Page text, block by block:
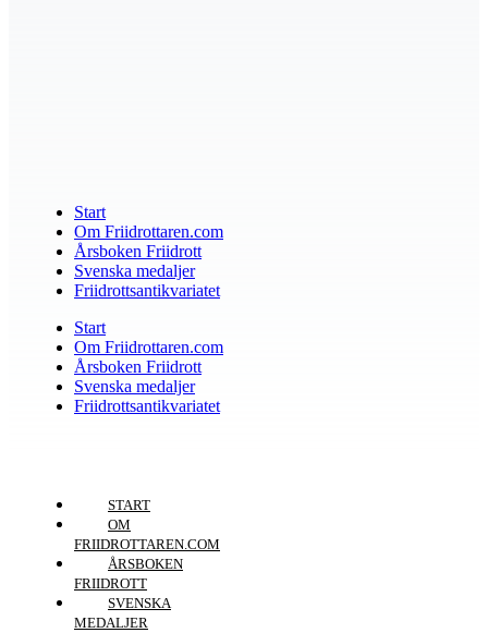
Start
Om Friidrottaren.com
Årsboken Friidrott
Svenska medaljer
Friidrottsantikvariatet
Start
Om Friidrottaren.com
Årsboken Friidrott
Svenska medaljer
Friidrottsantikvariatet
START
OM
FRIIDROTTAREN.COM
ÅRSBOKEN
FRIIDROTT
SVENSKA
MEDALJER